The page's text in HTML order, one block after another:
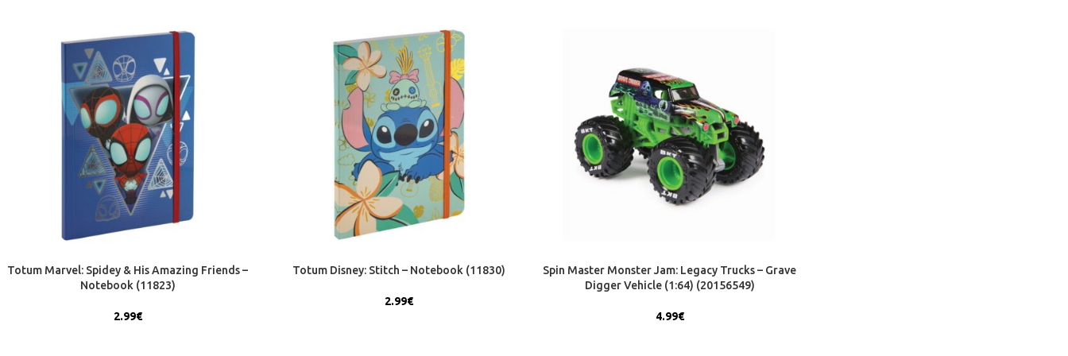
Totum Marvel: Spidey & His Amazing Friends –
Notebook (11823)
2.99€
Totum Disney: Stitch – Notebook (11830)
2.99€
Spin Master Monster Jam: Legacy Trucks – Grave
Digger Vehicle (1:64) (20156549)
4.99€